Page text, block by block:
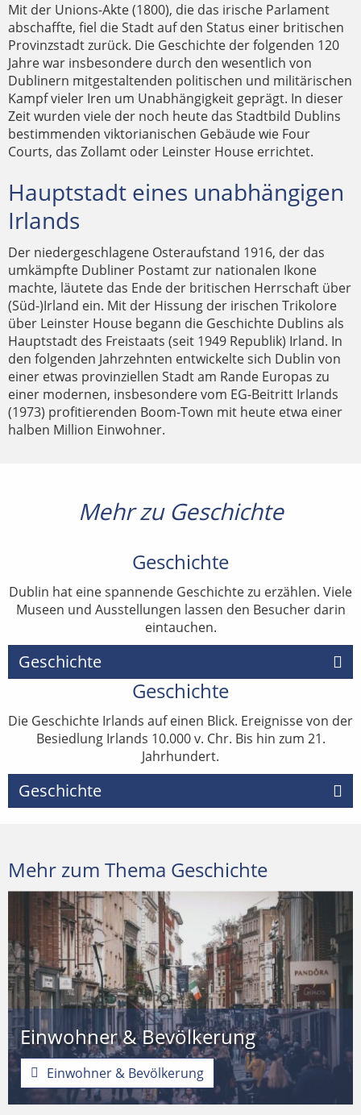
Mit der Unions-Akte (1800), die das irische Parlament
abschaffte, fiel die Stadt auf den Status einer britischen
Provinzstadt zurück. Die Geschichte der folgenden 120
Jahre war insbesondere durch den wesentlich von
Dublinern mitgestaltenden politischen und militärischen
Kampf vieler Iren um Unabhängigkeit geprägt. In dieser
Zeit wurden viele der noch heute das Stadtbild Dublins
bestimmenden viktorianischen Gebäude wie Four
Courts, das Zollamt oder Leinster House errichtet.
Hauptstadt eines unabhängigen
Irlands
Der niedergeschlagene Osteraufstand 1916, der das
umkämpfte Dubliner Postamt zur nationalen Ikone
machte, läutete das Ende der britischen Herrschaft über
(Süd-)Irland ein. Mit der Hissung der irischen Trikolore
über Leinster House begann die Geschichte Dublins als
Hauptstadt des Freistaats (seit 1949 Republik) Irland. In
den folgenden Jahrzehnten entwickelte sich Dublin von
einer etwas provinziellen Stadt am Rande Europas zu
einer modernen, insbesondere vom EG-Beitritt Irlands
(1973) profitierenden Boom-Town mit heute etwa einer
halben Million Einwohner.
Mehr zu Geschichte
Geschichte
Dublin hat eine spannende Geschichte zu erzählen. Viele
Museen und Ausstellungen lassen den Besucher darin
eintauchen.
Geschichte
Geschichte
Die Geschichte Irlands auf einen Blick. Ereignisse von der
Besiedlung Irlands 10.000 v. Chr. Bis hin zum 21.
Jahrhundert.
Geschichte
Mehr zum Thema Geschichte
Einwohner & Bevölkerung
Einwohner & Bevölkerung